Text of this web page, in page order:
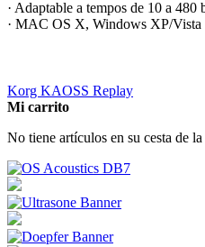
· Adaptable a tempos de 10 a 480
· MAC OS X, Windows XP/Vista
Korg KAOSS Replay
Mi carrito
No tiene artículos en su cesta de